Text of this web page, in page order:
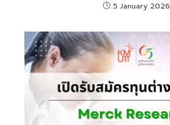
5 January 2026